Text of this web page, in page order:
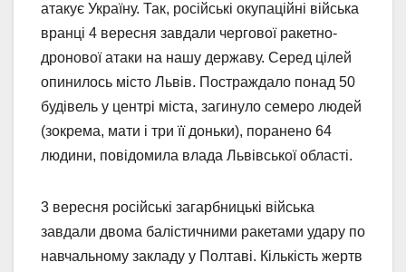
атакує Україну. Так, російські окупаційні війська
вранці 4 вересня завдали чергової ракетно-
дронової атаки на нашу державу. Серед цілей
опинилось місто Львів. Постраждало понад 50
будівель у центрі міста, загинуло семеро людей
(зокрема, мати і три її доньки), поранено 64
людини, повідомила влада Львівської області.
3 вересня російські загарбницькі війська
завдали двома балістичними ракетами удару по
навчальному закладу у Полтаві. Кількість жертв